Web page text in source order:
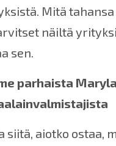
Mitä tahansa
näiltä
sen.
parhaista
siitä, aiotko ostaa,